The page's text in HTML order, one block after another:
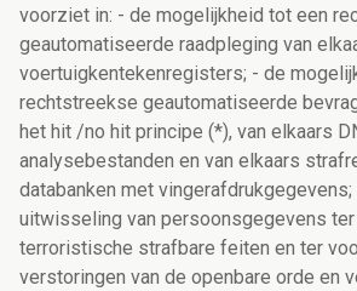
voorziet in: - de mogelijkheid tot een
geautomatiseerde raadpleging van
voertuigkentekenregisters; - de
rechtstreekse geautomatiseerde
het hit /no hit principe (*), van elkaars
analysebestanden en van elkaars
databanken met
uitwisseling van persoonsgegevens ter
terroristische strafbare feiten en ter
verstoringen van de openbare orde en